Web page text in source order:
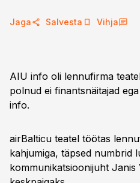
Jaga Salvesta Vihja
AIU info oli lennufirma
polnud ei finantsnäitajad
info.
airBalticu teatel töötas
kahjumiga, täpsed numbrid
kommunikatsioonijuht Janis